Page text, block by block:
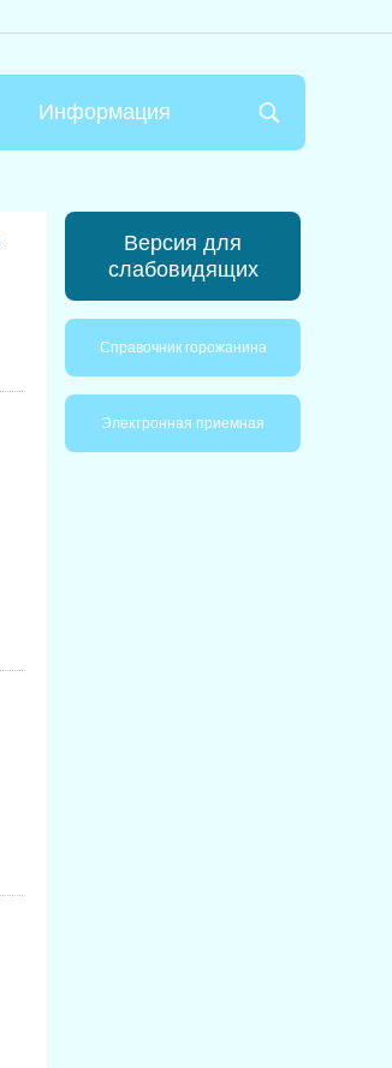
Информация
Версия для
слабовидящих
Справочник горожанина
Электронная приемная